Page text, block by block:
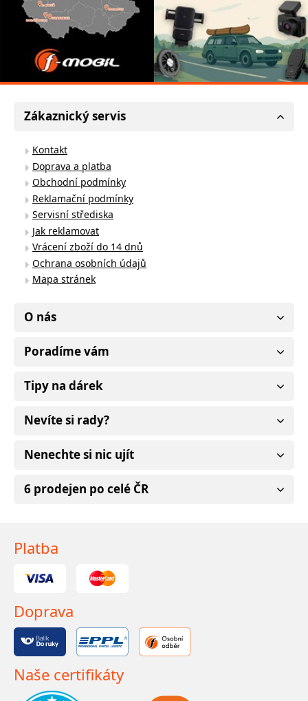
Zákaznický servis
Kontakt
Doprava a platba
Obchodní podmínky
Reklamační podmínky
Servisní střediska
Jak reklamovat
Vrácení zboží do 14 dnů
Ochrana osobních údajů
Mapa stránek
O nás
Poradíme vám
Tipy na dárek
Nevíte si rady?
Nenechte si nic ujít
6 prodejen po celé ČR
Platba
Doprava
Naše certifikáty